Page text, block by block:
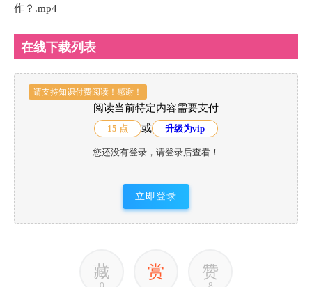
作？.mp4
在线下载列表
请支持知识付费阅读！感谢！
阅读当前特定内容需要支付
15 点 或 升级为vip
您还没有登录，请登录后查看！
立即登录
藏 赏 赞